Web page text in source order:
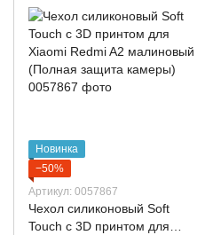
Новинка
−50%
Артикул: 0057867
Чехол силиконовый Soft
Touch с 3D принтом для